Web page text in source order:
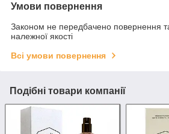
Умови повернення
Законом не передбачено повернення
належної якості
Всі умови повернення
Подібні товари компанії